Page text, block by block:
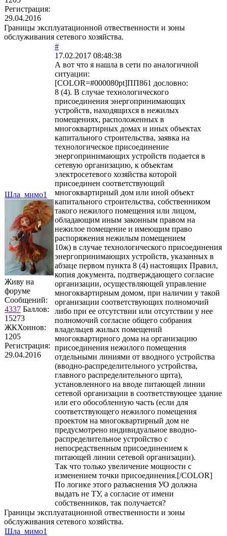
Регистрация:
29.04.2016
Границы эксплуатационной отвественности и зоны
обслуживания сетевого хозяйства.
Шла_мимо1
Живу на
форуме
Сообщений:
4337 Баллов:
15273
ЖКХоинов:
1205
Регистрация:
29.04.2016
#
17.02.2017 08:48:38
А вот что я нашла в сети по аналогичной
ситуации:
[COLOR=#000080pt]ПП861 дословно:
8 (4). В случае технологического
присоединения энергопринимающих
устройств, находящихся в нежилых
помещениях, расположенных в
многоквартирных домах и иных объектах
капитального строительства, заявка на
технологическое присоединение
энергопринимающих устройств подается в
сетевую организацию, к объектам
электросетевого хозяйства которой
присоединен соответствующий
многоквартирный дом или иной объект
капитального строительства, собственником
такого нежилого помещения или лицом,
обладающим иным законным правом на
нежилое помещение и имеющим право
распоряжения нежилым помещением
10ж) в случае технологического присоединения
энергопринимающих устройств, указанных в
абзаце первом пункта 8 (4) настоящих Правил,
копия документа, подтверждающего согласие
организации, осуществляющей управление
многоквартирным домом, при наличии у такой
организации соответствующих полномочий
либо при ее отсутствии или отсутствии у нее
полномочий согласие общего собрания
владельцев жилых помещений
многоквартирного дома на организацию
присоединения нежилого помещения
отдельными линиями от вводного устройства
(вводно-распределительного устройства,
главного распределительного щита),
установленного на вводе питающей линии
сетевой организации в соответствующее здание
или его обособленную часть (если для
соответствующего нежилого помещения
проектом на многоквартирный дом не
предусмотрено индивидуальное вводно-
распределительное устройство с
непосредственным присоединением к
питающей линии сетевой организации).
Так что только увеличение мощности с
изменением точки присоединения.[/COLOR]
По логике этого разъяснения УО должна
выдать не ТУ, а согласие от имени
собственников, так получается?
Границы эксплуатационной отвественности и зоны
обслуживания сетевого хозяйства.
Шла_мимо1